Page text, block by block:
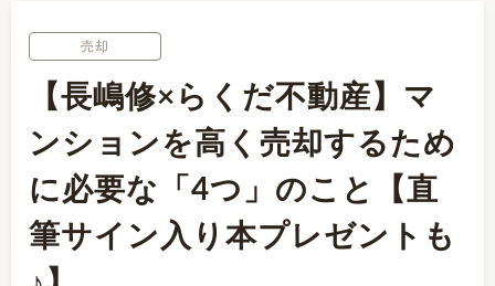
売却
【長嶋修×らくだ不動産】マ
ンションを高く売却するため
に必要な「4つ」のこと【直
筆サイン入り本プレゼントも